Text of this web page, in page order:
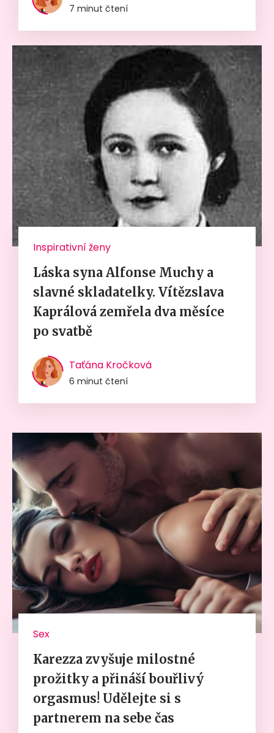
7 minut čtení
Inspirativní ženy
Láska syna Alfonse Muchy a
slavné skladatelky. Vítězslava
Kaprálová zemřela dva měsíce
po svatbě
Taťána Kročková
6 minut čtení
Sex
Karezza zvyšuje milostné
prožitky a přináší bouřlivý
orgasmus! Udělejte si s
partnerem na sebe čas